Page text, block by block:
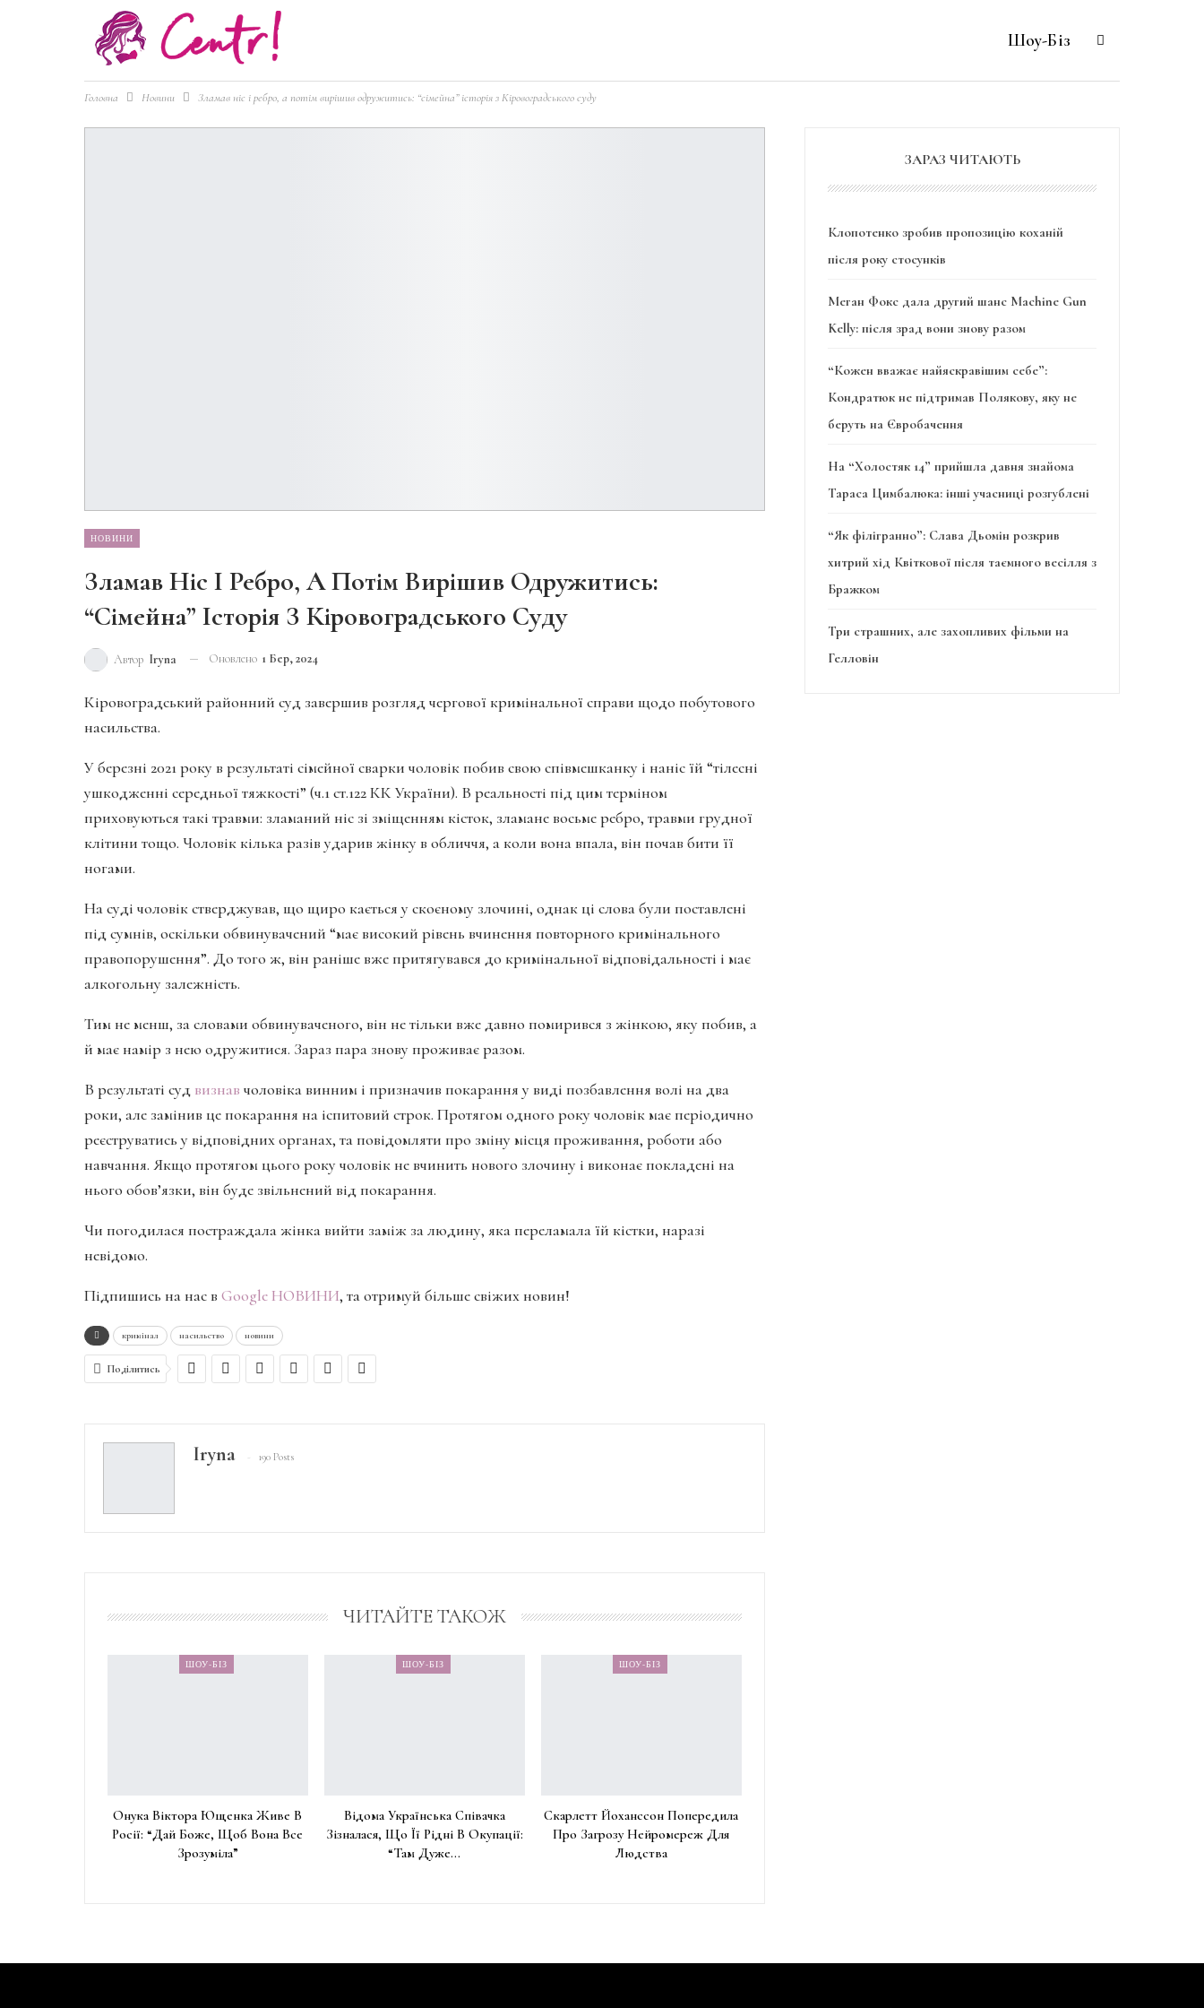
Шоу-Біз
Головна Новини Зламав ніс і ребро, а потім вирішив одружитись: “сімейна” історія з Кіровоградського суду
НОВИНИ
Зламав Ніс І Ребро, А Потім Вирішив Одружитись:
“сімейна” Історія З Кіровоградського Суду
Автор Iryna Оновлено 1 Бер, 2024
Кіровоградський районний суд завершив розгляд чергової кримінальної справи щодо побутового
насильства.
У березні 2021 року в результаті сімейної сварки чоловік побив свою співмешканку і наніс їй “тілесні
ушкодженні середньої тяжкості” (ч.1 ст.122 КК України). В реальності під цим терміном
приховуються такі травми: зламаний ніс зі зміщенням кісток, зламане восьме ребро, травми грудної
клітини тощо. Чоловік кілька разів ударив жінку в обличчя, а коли вона впала, він почав бити її
ногами.
На суді чоловік стверджував, що щиро кається у скоєному злочині, однак ці слова були поставлені
під сумнів, оскільки обвинувачений “має високий рівень вчинення повторного кримінального
правопорушення”. До того ж, він раніше вже притягувався до кримінальної відповідальності і має
алкогольну залежність.
Тим не менш, за словами обвинуваченого, він не тільки вже давно помирився з жінкою, яку побив, а
й має намір з нею одружитися. Зараз пара знову проживає разом.
В результаті суд визнав чоловіка винним і призначив покарання у виді позбавлення волі на два
роки, але замінив це покарання на іспитовий строк. Протягом одного року чоловік має періодично
реєструватись у відповідних органах, та повідомляти про зміну місця проживання, роботи або
навчання. Якщо протягом цього року чоловік не вчинить нового злочину і виконає покладені на
нього обов’язки, він буде звільнений від покарання.
Чи погодилася постраждала жінка вийти заміж за людину, яка переламала їй кістки, наразі
невідомо.
Підпишись на нас в Google НОВИНИ, та отримуй більше свіжих новин!
кримінал насильство новини
Поділитись
Iryna 190 Posts
ЧИТАЙТЕ ТАКОЖ
ШОУ-БІЗ
Онука Віктора Ющенка Живе В
Росії: “Дай Боже, Щоб Вона Все
Зрозуміла”
ШОУ-БІЗ
Відома Українська Співачка
Зізналася, Що Її Рідні В Окупації:
“Там Дуже…
ШОУ-БІЗ
Скарлетт Йоханссон Попередила
Про Загрозу Нейромереж Для
Людства
ЗАРАЗ ЧИТАЮТЬ
Клопотенко зробив пропозицію коханій
після року стосунків
Меган Фокс дала другий шанс Machine Gun
Kelly: після зрад вони знову разом
“Кожен вважає найяскравішим себе”:
Кондратюк не підтримав Полякову, яку не
беруть на Євробачення
На “Холостяк 14” прийшла давня знайома
Тараса Цимбалюка: інші учасниці розгублені
“Як філігранно”: Слава Дьомін розкрив
хитрий хід Квіткової після таємного весілля з
Бражком
Три страшних, але захопливих фільми на
Гелловін